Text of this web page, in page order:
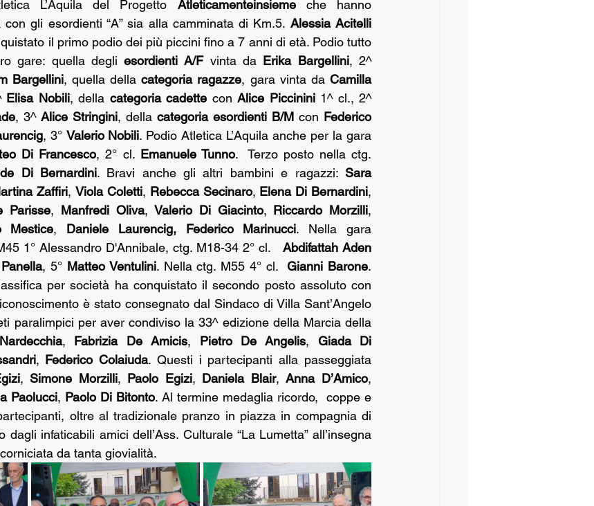
L’Aquila del Progetto Atleticamenteinsieme che hanno
gli esordienti “A” sia alla camminata di Km.5. Alessia Acitelli
il primo podio dei più piccini fino a 7 anni di età. Podio tutto
gare: quella degli esordienti A/F vinta da Erika Bargellini
, 2^
Bargellini, quella della categoria ragazze, gara vinta da Camilla
Elisa Nobili, della categoria cadette con Alice Piccinini
1^ cl., 2^
, 3^ Alice Stringini, della categoria esordienti B/M con Federico
, 3° Valerio Nobili. Podio Atletica L’Aquila anche per la gara
Di Francesco, 2° cl. Emanuele Tunno.  Terzo posto nella ctg.
Di Bernardini. Bravi anche gli altri bambini e ragazzi: Sara
Zaffiri, Viola Coletti, Rebecca Secinaro, Elena Di Bernardini
Parisse, Manfredi Oliva, Valerio Di Giacinto, Riccardo Morzilli
Mestice, Daniele Laurencig, Federico Marinucci. Nella gara
1° Alessandro D'Annibale, ctg. M18-34 2° cl. Abdifattah Aden
, 5° Matteo Ventulini. Nella ctg. M55 4° cl. Gianni Barone.
per società ha conquistato il secondo posto assoluto con
paralimpici per aver condiviso la 33^ edizione della Marcia della
, Fabrizia De Amicis, Pietro De Angelis, Giada Di
, Federico Colaiuda. Questi i partecipanti alla passeggiata
, Simone Morzilli, Paolo Egizi, Daniela Blair, Anna D’Amico
Paolucci, Paolo Di Bitonto. Al termine medaglia ricordo,  coppe e
oltre al tradizionale pranzo in piazza in compagnia di
infaticabili amici dell’Ass. Culturale “La Lumetta” all’insegna
da tanta giovialità.